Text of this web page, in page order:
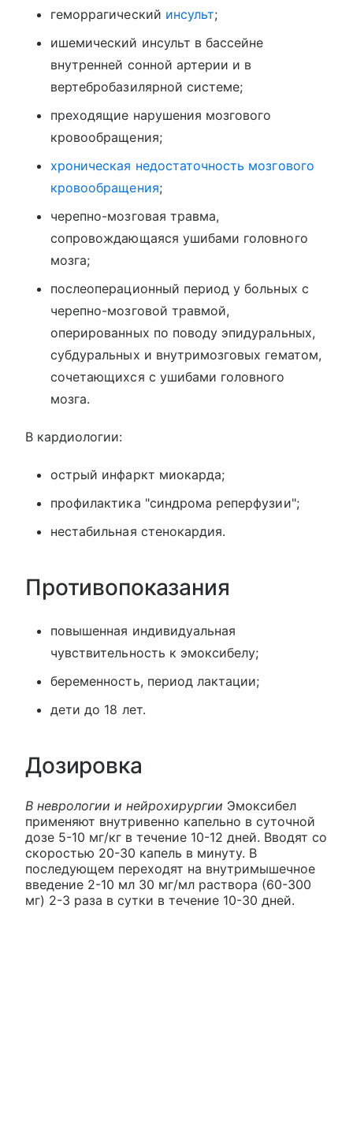
геморрагический инсульт;
ишемический инсульт в бассейне
внутренней сонной артерии и в
вертебробазилярной системе;
преходящие нарушения мозгового
кровообращения;
хроническая недостаточность мозгового
кровообращения;
черепно-мозговая травма,
сопровождающаяся ушибами головного
мозга;
послеоперационный период у больных с
черепно-мозговой травмой,
оперированных по поводу эпидуральных,
субдуральных и внутримозговых гематом,
сочетающихся с ушибами головного
мозга.
В кардиологии:
острый инфаркт миокарда;
профилактика "синдрома реперфузии";
нестабильная стенокардия.
Противопоказания
повышенная индивидуальная
чувствительность к эмоксибелу;
беременность, период лактации;
дети до 18 лет.
Дозировка
В неврологии и нейрохирургии Эмоксибел
применяют внутривенно капельно в суточной
дозе 5-10 мг/кг в течение 10-12 дней. Вводят со
скоростью 20-30 капель в минуту. В
последующем переходят на внутримышечное
введение 2-10 мл 30 мг/мл раствора (60-300
мг) 2-3 раза в сутки в течение 10-30 дней.